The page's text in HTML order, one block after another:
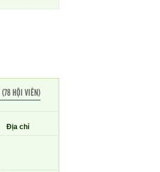
(78 HỘI VIÊN)
Địa chỉ